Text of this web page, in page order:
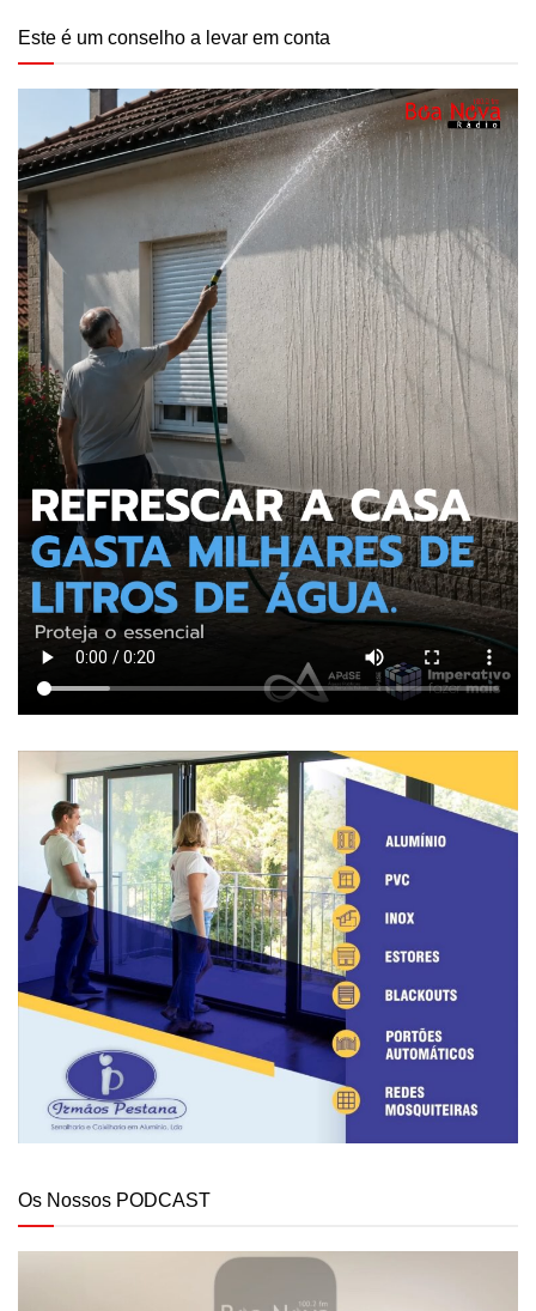
Este é um conselho a levar em conta
Os Nossos PODCAST